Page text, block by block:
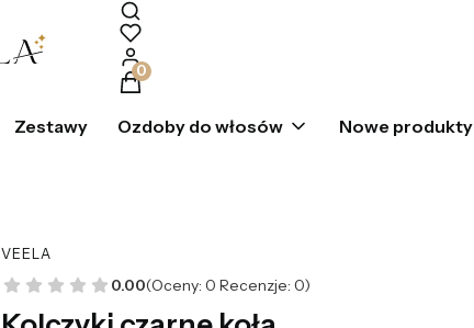
Produkty w koszyku: 0. Zobacz szczegóły
Zestawy Ozdoby do włosów Nowe produkty
VEELA
0.00(Oceny: 0 Recenzje: 0)